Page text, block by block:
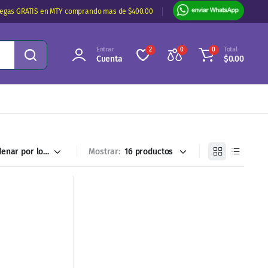
GRATIS en MTY comprando mas de $400.00
Entrar
Cuenta
2 0 0 Total
$0.00
Mostrar: